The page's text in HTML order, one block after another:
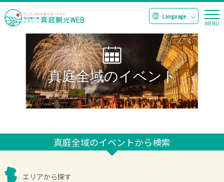
真庭全域のイベント
真庭全域のイベントから検索
エリアから探す